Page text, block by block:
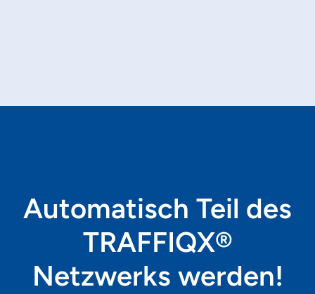
Automatisch Teil des
TRAFFIQX®
Netzwerks werden!